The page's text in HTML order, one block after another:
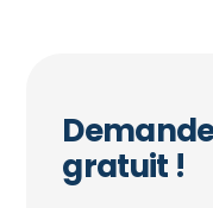
gratuit !